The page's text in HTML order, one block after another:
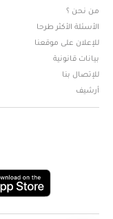
من نحن ؟
الأسئلة الأكثر طرحا
للإعلان على موقعنا
بيانات قانونية
للإتصال بنا
أرشيف